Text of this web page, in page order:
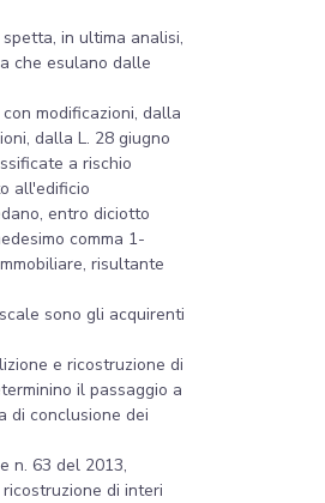
in ultima analisi,
che esulano dalle
modificazioni, dalla
dalla L. 28 giugno
a rischio
all'edificio
entro diciotto
comma 1-
risultante
sono gli acquirenti
e ricostruzione di
il passaggio a
di conclusione dei
n. 63 del 2013,
di interi